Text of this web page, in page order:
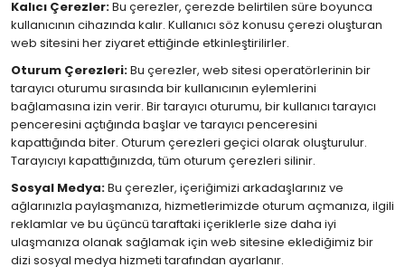
Kalıcı Çerezler: Bu çerezler, çerezde belirtilen süre boyunca
kullanıcının cihazında kalır. Kullanıcı söz konusu çerezi oluşturan
web sitesini her ziyaret ettiğinde etkinleştirilirler.
Oturum Çerezleri: Bu çerezler, web sitesi operatörlerinin bir
tarayıcı oturumu sırasında bir kullanıcının eylemlerini
bağlamasına izin verir. Bir tarayıcı oturumu, bir kullanıcı tarayıcı
penceresini açtığında başlar ve tarayıcı penceresini
kapattığında biter. Oturum çerezleri geçici olarak oluşturulur.
Tarayıcıyı kapattığınızda, tüm oturum çerezleri silinir.
Sosyal Medya: Bu çerezler, içeriğimizi arkadaşlarınız ve
ağlarınızla paylaşmanıza, hizmetlerimizde oturum açmanıza, ilgili
reklamlar ve bu üçüncü taraftaki içeriklerle size daha iyi
ulaşmanıza olanak sağlamak için web sitesine eklediğimiz bir
dizi sosyal medya hizmeti tarafından ayarlanır.